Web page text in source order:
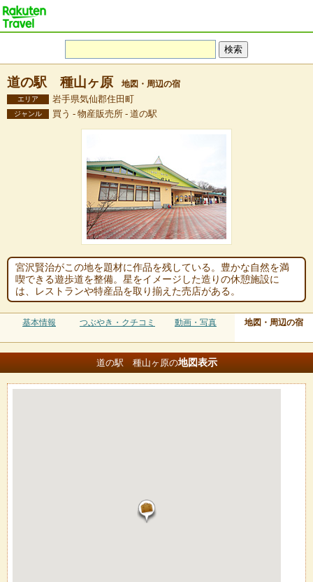
道の駅 種山ヶ原 地図・周辺の宿
エリア 岩手県気仙郡住田町
ジャンル 買う - 物産販売所 - 道の駅
宮沢賢治がこの地を題材に作品を残している。豊かな自然を満
喫できる遊歩道を整備。星をイメージした造りの休憩施設に
は、レストランや特産品を取り揃えた売店がある。
基本情報 つぶやき・クチコミ 動画・写真 地図・周辺の宿
道の駅 種山ヶ原の地図表示